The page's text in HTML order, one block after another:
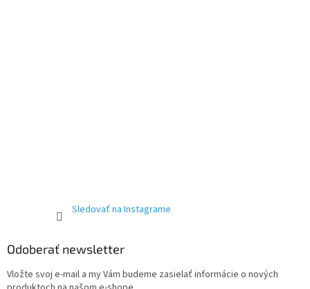
Sledovať na Instagrame
Odoberať newsletter
Vložte svoj e-mail a my Vám budeme zasielať informácie o nových